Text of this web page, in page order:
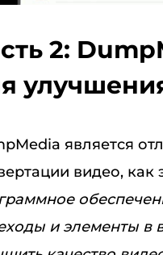
2:
является
видео, как
и элементы в